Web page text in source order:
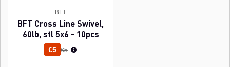
BFT
BFT Cross Line Swivel,
60lb, stl 5x6 - 10pcs
€5 Normaali hinta
€5